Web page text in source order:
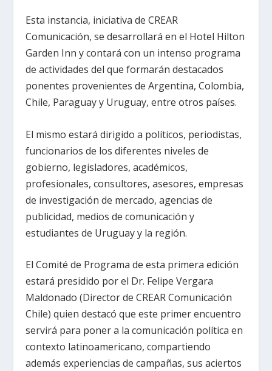
Esta instancia, iniciativa de CREAR
Comunicación, se desarrollará en el Hotel Hilton
Garden Inn y contará con un intenso programa
de actividades del que formarán destacados
ponentes provenientes de Argentina, Colombia,
Chile, Paraguay y Uruguay, entre otros países.
El mismo estará dirigido a políticos, periodistas,
funcionarios de los diferentes niveles de
gobierno, legisladores, académicos,
profesionales, consultores, asesores, empresas
de investigación de mercado, agencias de
publicidad, medios de comunicación y
estudiantes de Uruguay y la región.
El Comité de Programa de esta primera edición
estará presidido por el Dr. Felipe Vergara
Maldonado (Director de CREAR Comunicación
Chile) quien destacó que este primer encuentro
servirá para poner a la comunicación política en
contexto latinoamericano, compartiendo
además experiencias de campañas, sus aciertos